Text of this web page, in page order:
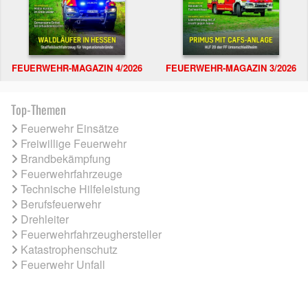
FEUERWEHR-MAGAZIN 4/2026 FEUERWEHR-MAGAZIN 3/2026
Top-Themen
Feuerwehr Einsätze
Freiwillige Feuerwehr
Brandbekämpfung
Feuerwehrfahrzeuge
Technische Hilfeleistung
Berufsfeuerwehr
Drehleiter
Feuerwehrfahrzeughersteller
Katastrophenschutz
Feuerwehr Unfall